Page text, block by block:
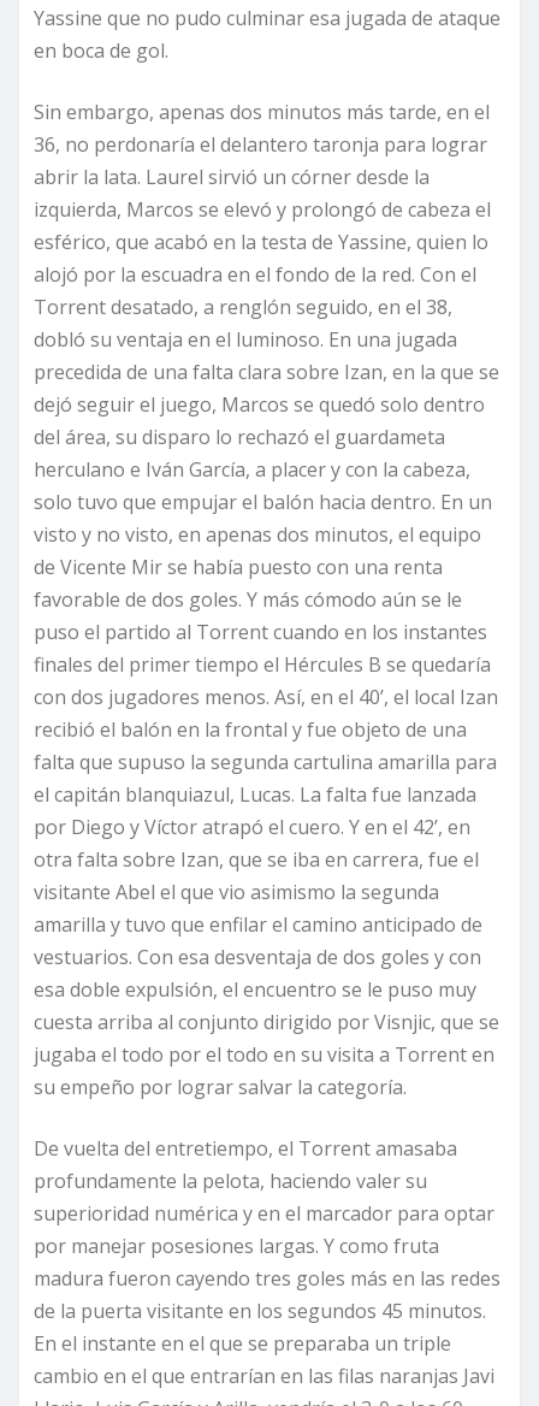
Yassine que no pudo culminar esa jugada de ataque
en boca de gol.
Sin embargo, apenas dos minutos más tarde, en el
36, no perdonaría el delantero taronja para lograr
abrir la lata. Laurel sirvió un córner desde la
izquierda, Marcos se elevó y prolongó de cabeza el
esférico, que acabó en la testa de Yassine, quien lo
alojó por la escuadra en el fondo de la red. Con el
Torrent desatado, a renglón seguido, en el 38,
dobló su ventaja en el luminoso. En una jugada
precedida de una falta clara sobre Izan, en la que se
dejó seguir el juego, Marcos se quedó solo dentro
del área, su disparo lo rechazó el guardameta
herculano e Iván García, a placer y con la cabeza,
solo tuvo que empujar el balón hacia dentro. En un
visto y no visto, en apenas dos minutos, el equipo
de Vicente Mir se había puesto con una renta
favorable de dos goles. Y más cómodo aún se le
puso el partido al Torrent cuando en los instantes
finales del primer tiempo el Hércules B se quedaría
con dos jugadores menos. Así, en el 40’, el local Izan
recibió el balón en la frontal y fue objeto de una
falta que supuso la segunda cartulina amarilla para
el capitán blanquiazul, Lucas. La falta fue lanzada
por Diego y Víctor atrapó el cuero. Y en el 42’, en
otra falta sobre Izan, que se iba en carrera, fue el
visitante Abel el que vio asimismo la segunda
amarilla y tuvo que enfilar el camino anticipado de
vestuarios. Con esa desventaja de dos goles y con
esa doble expulsión, el encuentro se le puso muy
cuesta arriba al conjunto dirigido por Visnjic, que se
jugaba el todo por el todo en su visita a Torrent en
su empeño por lograr salvar la categoría.
De vuelta del entretiempo, el Torrent amasaba
profundamente la pelota, haciendo valer su
superioridad numérica y en el marcador para optar
por manejar posesiones largas. Y como fruta
madura fueron cayendo tres goles más en las redes
de la puerta visitante en los segundos 45 minutos.
En el instante en el que se preparaba un triple
cambio en el que entrarían en las filas naranjas Javi